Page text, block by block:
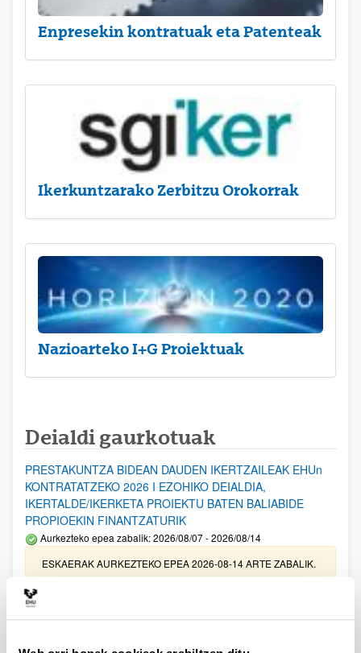
Enpresekin kontratuak eta Patenteak
Ikerkuntzarako Zerbitzu Orokorrak
Nazioarteko I+G Proiektuak
Deialdi gaurkotuak
PRESTAKUNTZA BIDEAN DAUDEN IKERTZAILEAK EHUn
KONTRATATZEKO 2026 I EZOHIKO DEIALDIA,
IKERTALDE/IKERKETA PROIEKTU BATEN BALIABIDE
PROPIOEKIN FINANTZATURIK
Aurkezteko epea zabalik: 2026/08/07 - 2026/08/14
ESKAERAK AURKEZTEKO EPEA 2026-08-14 ARTE ZABALIK.
UPV/EHUn Azpiegitura Zientifikoa eta Funts Bibliografikoak
erosi eta berritzeko laguntzak 2026